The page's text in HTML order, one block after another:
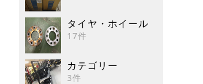
タイヤ・ホイール
17件
カテゴリー
3件